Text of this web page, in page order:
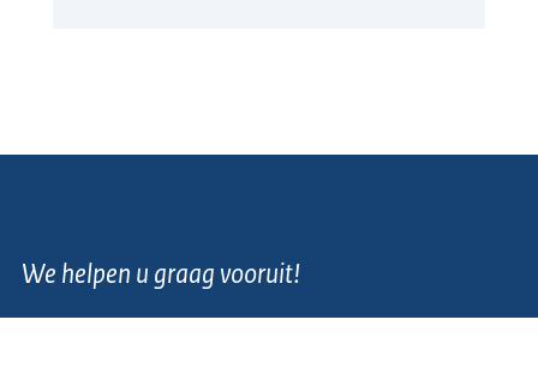
We helpen u graag vooruit!